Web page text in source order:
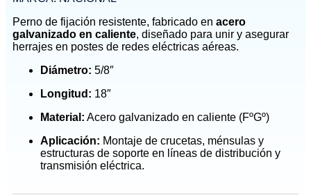
Perno de fijación resistente, fabricado en acero
galvanizado en caliente, diseñado para unir y asegurar
herrajes en postes de redes eléctricas aéreas.
Diámetro: 5/8″
Longitud: 18″
Material: Acero galvanizado en caliente (FºGº)
Aplicación: Montaje de crucetas, ménsulas y
estructuras de soporte en líneas de distribución y
transmisión eléctrica.